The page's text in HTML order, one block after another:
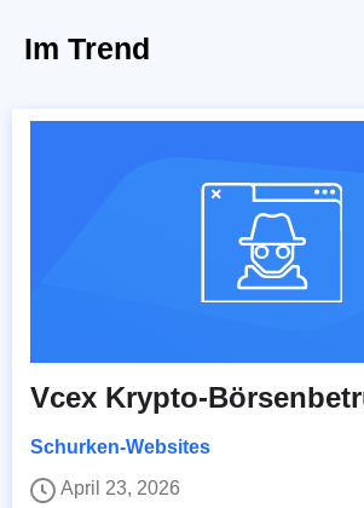
Im Trend
Vcex Krypto-
Schurken-Websites
April 23, 2026